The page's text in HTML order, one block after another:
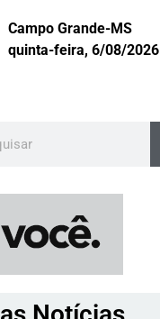
Campo Grande-MS
quinta-feira, 6/08/2026